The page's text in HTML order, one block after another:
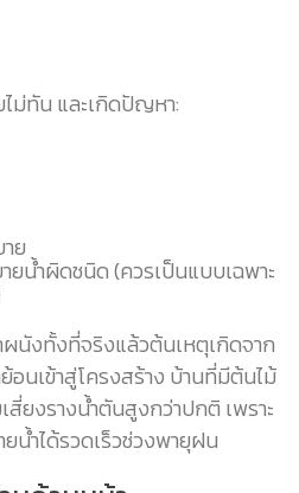
ม่ทัน และเกิดปัญหา:
ย
ยน้ำผิดชนิด (ควรเป็นแบบเฉพาะ
นังทั้งที่จริงแล้วต้นเหตุเกิดจาก
อนเข้าสู่โครงสร้าง บ้านที่มีต้นไม้
ยงรางน้ำตันสูงกว่าปกติ เพราะ
น้ำได้รวดเร็วช่วงพายุฝน